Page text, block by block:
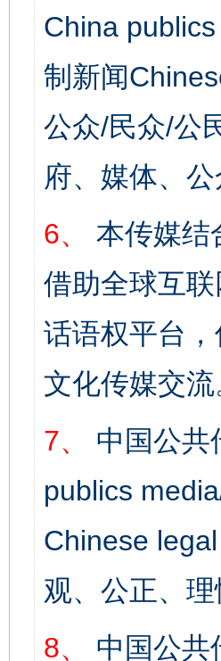
China
制新闻
公众/民众/公
府、媒体、
6、
本传媒结
借助全球互
话语权平台
文化传媒交
7、
中国公共
publics
Chinese
观、公正、
8、
中国公共